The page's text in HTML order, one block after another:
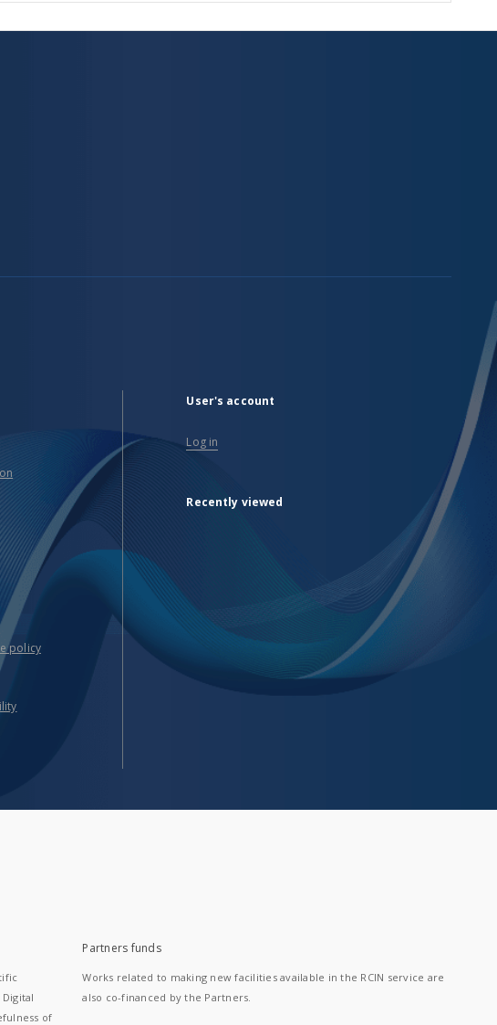
policy
User's account
Log in
Recently viewed
of
Partners funds
Works related to making new facilities available in the RCIN service are
also co-financed by the Partners.